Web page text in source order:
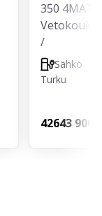
350
/
Sähkö
Turku
42643 900